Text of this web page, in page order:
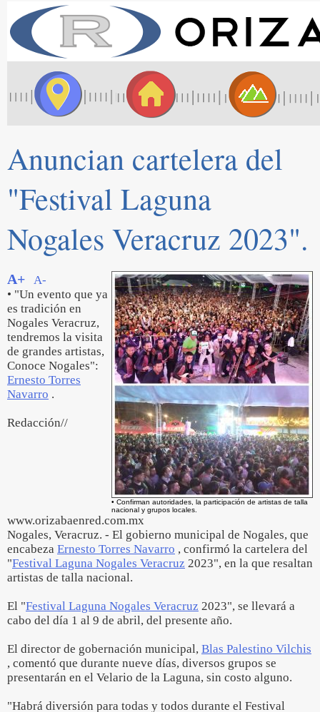
Anuncian cartelera del
"Festival Laguna
Nogales Veracruz 2023".
• Confirman autoridades, la participación de artistas de talla
nacional y grupos locales.
A+
A-
• "Un evento que ya
es tradición en
Nogales Veracruz,
tendremos la visita
de grandes artistas,
Conoce Nogales":
Ernesto Torres
Navarro .
Redacción//
www.orizabaenred.com.mx
Nogales, Veracruz. - El gobierno municipal de Nogales, que
encabeza Ernesto Torres Navarro , confirmó la cartelera del
"Festival Laguna Nogales Veracruz 2023", en la que resaltan
artistas de talla nacional.
El "Festival Laguna Nogales Veracruz 2023", se llevará a
cabo del día 1 al 9 de abril, del presente año.
El director de gobernación municipal, Blas Palestino Vilchis
, comentó que durante nueve días, diversos grupos se
presentarán en el Velario de la Laguna, sin costo alguno.
"Habrá diversión para todas y todos durante el Festival